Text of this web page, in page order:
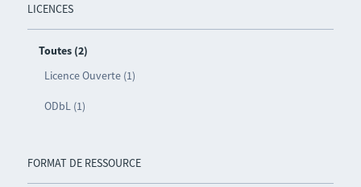
LICENCES
Toutes (2)
Licence Ouverte (1)
ODbL (1)
FORMAT DE RESSOURCE